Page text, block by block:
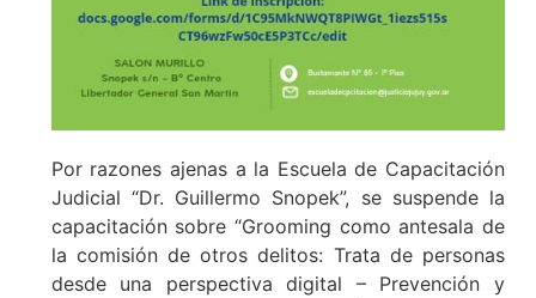
Por razones ajenas a la Escuela de Capacitación
Judicial “Dr. Guillermo Snopek”, se suspende la
capacitación sobre “Grooming como antesala de
la comisión de otros delitos: Trata de personas
desde una perspectiva digital – Prevención y